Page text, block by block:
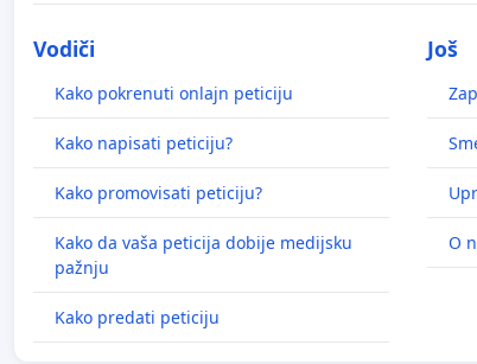
Vodiči
Kako pokrenuti onlajn peticiju
Kako napisati peticiju?
Kako promovisati peticiju?
Kako da vaša peticija dobije medijsku
pažnju
Kako predati peticiju
Još
O